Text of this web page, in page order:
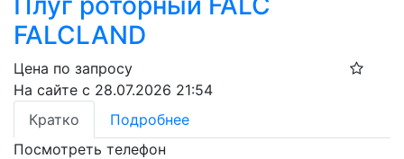
FALCLAND
Цена по запросу
На сайте с 28.07.2026 21:54
Кратко
Подробнее
Посмотреть телефон